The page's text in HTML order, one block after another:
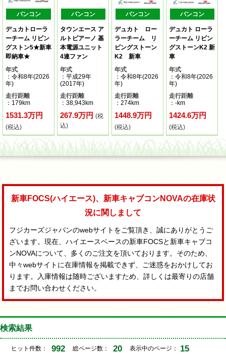
バンコン
デュカトローラ
ーチーム リビン
グストン5★新車
即納車★
年式
：令和8年(2026
年)
走行距離
：179km
1531.3万円
(税込)
バンコン
タウンエース ア
ルトピアーノ 基
本電源ユニット
4連ファン
年式
：平成29年
(2017年)
走行距離
：38,943km
267.9万円(税
込)
バンコン
デュカト ロー
ラーチーム リ
ビングストーン
K2 新車
年式
：令和8年(2026
年)
走行距離
：274km
1448.9万円
(税込)
バンコン
デュカト ローラ
ーチーム リビン
グストーンK2 新
車
年式
：令和8年(2026
年)
走行距離
：-km
1424.6万円
(税込)
新車FOCS(ハイエース)、新車キャブコンNOVAの在庫状
況に関しまして
フジカーズジャパンのwebサイトをご覧頂き、誠にありがとうご
ざいます。現在、ハイエースベースの新車FOCSと新車キャブコ
ンNOVAについて、多くのご注文を頂いております。そのため、
中々webサイトに在庫情報を掲載できず、ご迷惑をおかけしてお
ります。入庫情報は随時ございますため、詳しくは最寄りの店舗
までお問い合わせください。
検索結果
ヒット件数： 992 総ページ数： 20 表示中のページ： 15